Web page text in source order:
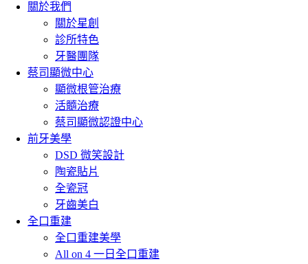
關於我們
關於星創
診所特色
牙醫團隊
蔡司顯微中心
顯微根管治療
活髓治療
蔡司顯微認證中心
前牙美學
DSD 微笑設計
陶瓷貼片
全瓷冠
牙齒美白
全口重建
全口重建美學
All on 4 一日全口重建